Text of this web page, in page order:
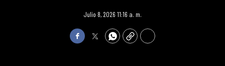
Julio 8, 2026 11:16 a. m.
FacebookTwitterWhatsApp
Copy Print